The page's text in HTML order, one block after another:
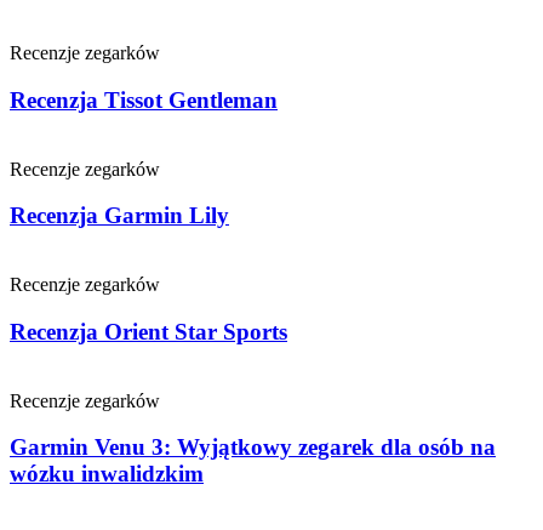
Recenzje zegarków
Recenzja Tissot Gentleman
Recenzje zegarków
Recenzja Garmin Lily
Recenzje zegarków
Recenzja Orient Star Sports
Recenzje zegarków
Garmin Venu 3: Wyjątkowy zegarek dla osób na
wózku inwalidzkim